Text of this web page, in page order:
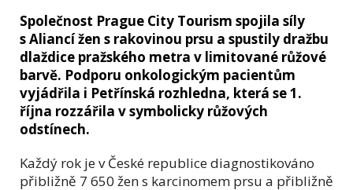
Společnost Prague City Tourism spojila síly
s Aliancí žen s rakovinou prsu a spustily dražbu
dlaždice pražského metra v limitované růžové
barvě. Podporu onkologickým pacientům
vyjádřila i Petřínská rozhledna, která se 1.
října rozzářila v symbolicky růžových
odstínech.
Každý rok je v České republice diagnostikováno
přibližně 7 650 žen s karcinomem prsu a přibližně